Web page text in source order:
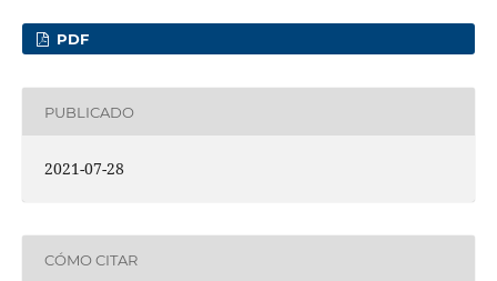
PDF
PUBLICADO
2021-07-28
CÓMO CITAR